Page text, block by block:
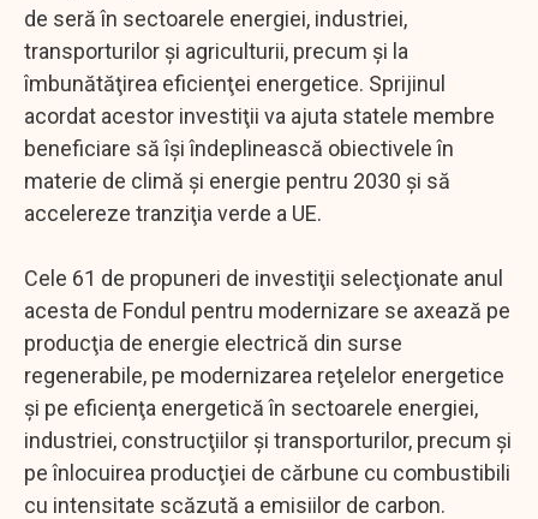
de seră în sectoarele energiei, industriei,
transporturilor şi agriculturii, precum şi la
îmbunătăţirea eficienţei energetice. Sprijinul
acordat acestor investiţii va ajuta statele membre
beneficiare să îşi îndeplinească obiectivele în
materie de climă şi energie pentru 2030 şi să
accelereze tranziţia verde a UE.
Cele 61 de propuneri de investiţii selecţionate anul
acesta de Fondul pentru modernizare se axează pe
producţia de energie electrică din surse
regenerabile, pe modernizarea reţelelor energetice
şi pe eficienţa energetică în sectoarele energiei,
industriei, construcţiilor şi transporturilor, precum şi
pe înlocuirea producţiei de cărbune cu combustibili
cu intensitate scăzută a emisiilor de carbon.